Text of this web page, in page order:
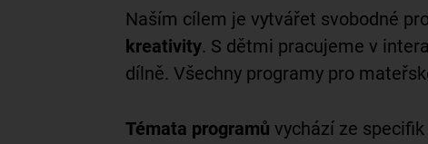
Naším cílem je vytvářet svobodné
kreativity. S dětmi pracujeme v
dílně. Všechny programy pro
Témata programů vychází ze